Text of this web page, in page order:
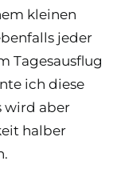
kleinen
jeder
Tagesausflug
ich diese
wird aber
halber